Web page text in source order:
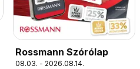
Rossmann Szórólap
08.03. - 2026.08.14.